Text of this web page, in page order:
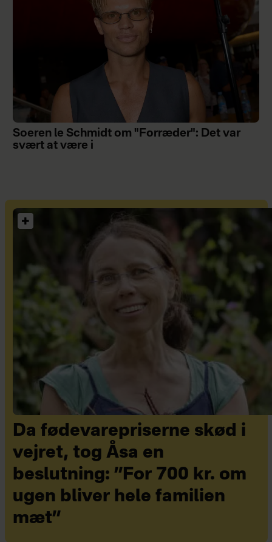
Soeren le Schmidt om "Forræder": Det var
svært at være i
Da fødevarepriserne skød i
vejret, tog Åsa en
beslutning: ”For 700 kr. om
ugen bliver hele familien
mæt”